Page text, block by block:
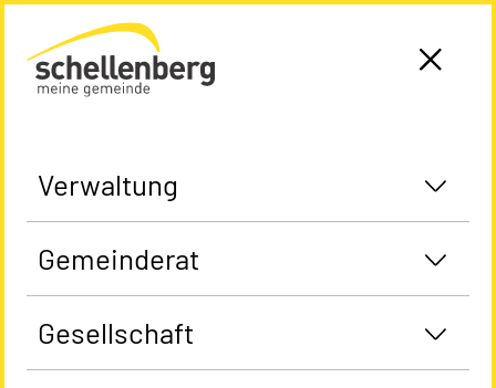
Gemeinde Schellenberg Startseite
Verwaltung
Gemeinderat
Gesellschaft